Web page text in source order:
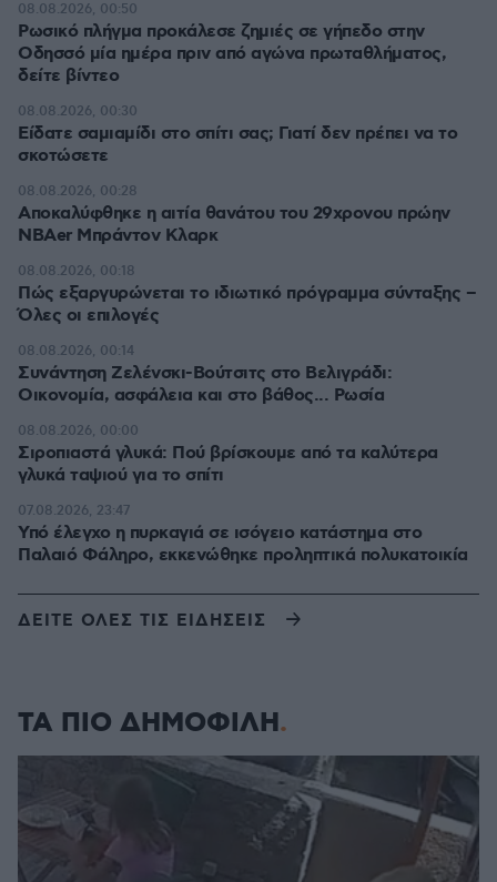
Ρωσικό πλήγμα προκάλεσε ζημιές σε γήπεδο στην
Οδησσό μία ημέρα πριν από αγώνα πρωταθλήματος,
δείτε βίντεο
08.08.2026, 00:50
Είδατε σαμιαμίδι στο σπίτι σας; Γιατί δεν πρέπει να το
σκοτώσετε
08.08.2026, 00:30
Αποκαλύφθηκε η αιτία θανάτου του 29χρονου πρώην
NBAer Μπράντον Κλαρκ
08.08.2026, 00:28
Πώς εξαργυρώνεται το ιδιωτικό πρόγραμμα σύνταξης –
Όλες οι επιλογές
08.08.2026, 00:18
Συνάντηση Ζελένσκι-Βούτσιτς στο Βελιγράδι:
Οικονομία, ασφάλεια και στο βάθος... Ρωσία
08.08.2026, 00:14
Σιροπιαστά γλυκά: Πού βρίσκουμε από τα καλύτερα
γλυκά ταψιού για το σπίτι
08.08.2026, 00:00
Υπό έλεγχο η πυρκαγιά σε ισόγειο κατάστημα στο
Παλαιό Φάληρο, εκκενώθηκε προληπτικά πολυκατοικία
07.08.2026, 23:47
ΔΕΙΤΕ ΟΛΕΣ ΤΙΣ ΕΙΔΗΣΕΙΣ
ΤΑ ΠΙΟ ΔΗΜΟΦΙΛΗ